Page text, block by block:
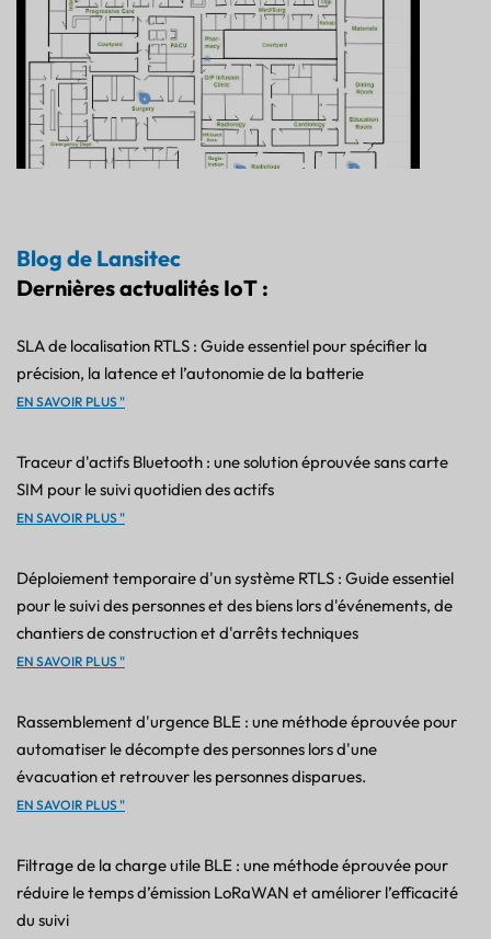
Blog de Lansitec
Dernières actualités IoT :
SLA de localisation RTLS : Guide essentiel pour spécifier la
précision, la latence et l’autonomie de la batterie
EN SAVOIR PLUS "
Traceur d'actifs Bluetooth : une solution éprouvée sans carte
SIM pour le suivi quotidien des actifs
EN SAVOIR PLUS "
Déploiement temporaire d'un système RTLS : Guide essentiel
pour le suivi des personnes et des biens lors d'événements, de
chantiers de construction et d'arrêts techniques
EN SAVOIR PLUS "
Rassemblement d'urgence BLE : une méthode éprouvée pour
automatiser le décompte des personnes lors d'une
évacuation et retrouver les personnes disparues.
EN SAVOIR PLUS "
Filtrage de la charge utile BLE : une méthode éprouvée pour
réduire le temps d’émission LoRaWAN et améliorer l’efficacité
du suivi